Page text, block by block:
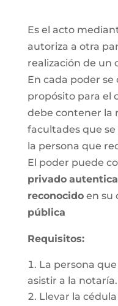
Es el acto
autoriza a otra
realización de un
En cada poder se
propósito para el
debe contener la
facultades que se
la persona que
El poder puede
privado
reconocidoen su
pública
Requisitos:
La persona
asistir a la notaría.
Llevar la